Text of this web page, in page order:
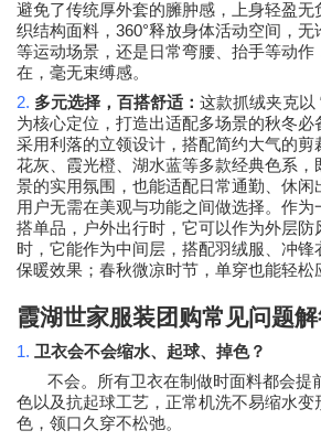
避免了传统厚外套的臃肿感，上身轻盈无
织结构面料， 360°释放身体活动空间，无
等运动场景，还是日常弯腰、抬手等动作
在，毫无束缚感。
2. 多元选择，百搭舒适： 这款抓绒夹克以
为核心定位，打造出适配多场景的秋冬必
采用利落的立领设计，搭配简约大气的剪
花灰、霞光橙、湖水蓝等多款经典色系，
景的实用氛围，也能适配日常通勤、休闲
用户无需在美观与功能之间做选择。作为
搭单品，户外出行时，它可以作为外层防
时，它能作为中间层，搭配羽绒服、冲锋
保暖效果；春秋微凉时节，单穿也能轻松
霞湖世家服装团购常见问题解
1. 卫衣会不会缩水、起球、掉色？
不会。所有卫衣在制做时面料都会提
色以及抗起球工艺，正常机洗不易缩水变
色，领口久穿不松弛。